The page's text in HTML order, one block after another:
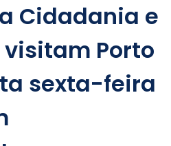
Cidadania e
Porto
sexta-feira